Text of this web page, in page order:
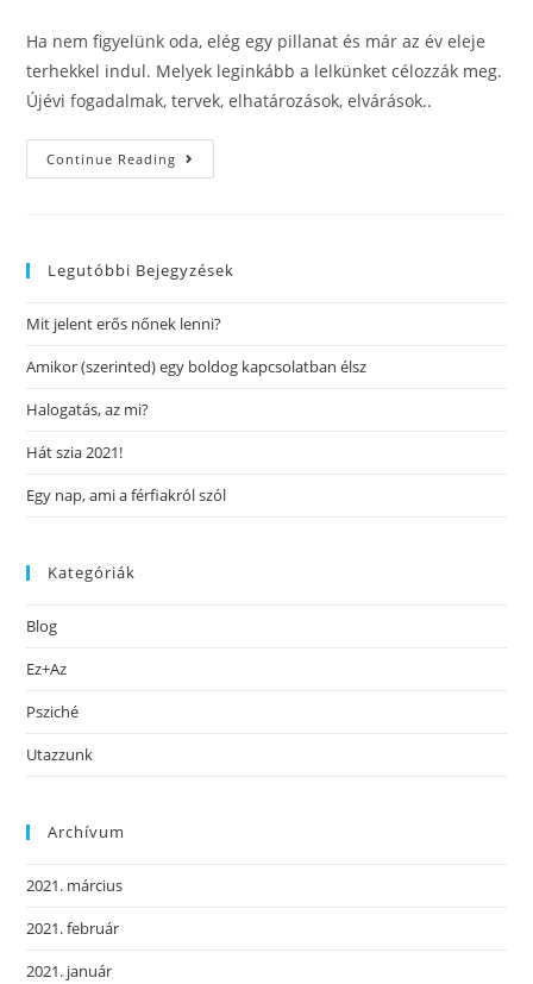
Ha nem figyelünk oda, elég egy pillanat és már az év eleje
terhekkel indul. Melyek leginkább a lelkünket célozzák meg.
Újévi fogadalmak, tervek, elhatározások, elvárások..
Continue Reading
Legutóbbi Bejegyzések
Mit jelent erős nőnek lenni?
Amikor (szerinted) egy boldog kapcsolatban élsz
Halogatás, az mi?
Hát szia 2021!
Egy nap, ami a férfiakról szól
Kategóriák
Blog
Ez+Az
Psziché
Utazzunk
Archívum
2021. március
2021. február
2021. január